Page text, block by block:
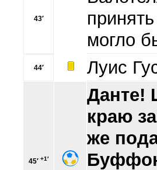
43′
могло
44′ Луис
45′ +1′
Данте!
краю
же